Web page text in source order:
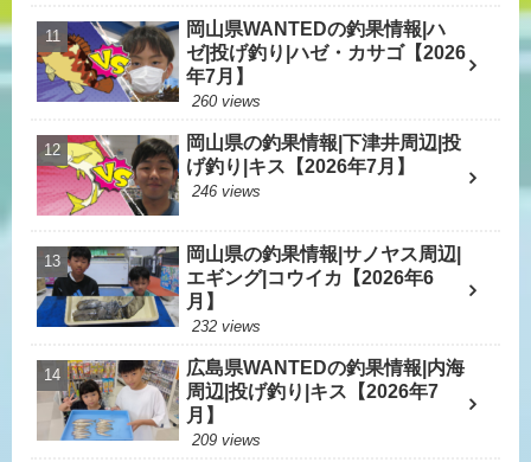
岡山県WANTEDの釣果情報|ハ
ゼ|投げ釣り|ハゼ・カサゴ【2026
年7月】
260 views
岡山県の釣果情報|下津井周辺|投
げ釣り|キス【2026年7月】
246 views
岡山県の釣果情報|サノヤス周辺|
エギング|コウイカ【2026年6
月】
232 views
広島県WANTEDの釣果情報|内海
周辺|投げ釣り|キス【2026年7
月】
209 views